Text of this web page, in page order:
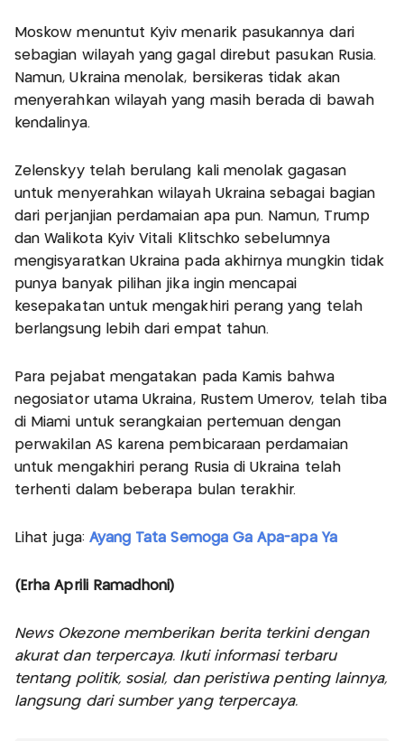
Moskow menuntut Kyiv menarik pasukannya dari
sebagian wilayah yang gagal direbut pasukan Rusia.
Namun, Ukraina menolak, bersikeras tidak akan
menyerahkan wilayah yang masih berada di bawah
kendalinya.
Zelenskyy telah berulang kali menolak gagasan
untuk menyerahkan wilayah Ukraina sebagai bagian
dari perjanjian perdamaian apa pun. Namun, Trump
dan Walikota Kyiv Vitali Klitschko sebelumnya
mengisyaratkan Ukraina pada akhirnya mungkin tidak
punya banyak pilihan jika ingin mencapai
kesepakatan untuk mengakhiri perang yang telah
berlangsung lebih dari empat tahun.
Para pejabat mengatakan pada Kamis bahwa
negosiator utama Ukraina, Rustem Umerov, telah tiba
di Miami untuk serangkaian pertemuan dengan
perwakilan AS karena pembicaraan perdamaian
untuk mengakhiri perang Rusia di Ukraina telah
terhenti dalam beberapa bulan terakhir.
Lihat juga: Ayang Tata Semoga Ga Apa-apa Ya
(Erha Aprili Ramadhoni)
News Okezone memberikan berita terkini dengan
akurat dan terpercaya. Ikuti informasi terbaru
tentang politik, sosial, dan peristiwa penting lainnya,
langsung dari sumber yang terpercaya.